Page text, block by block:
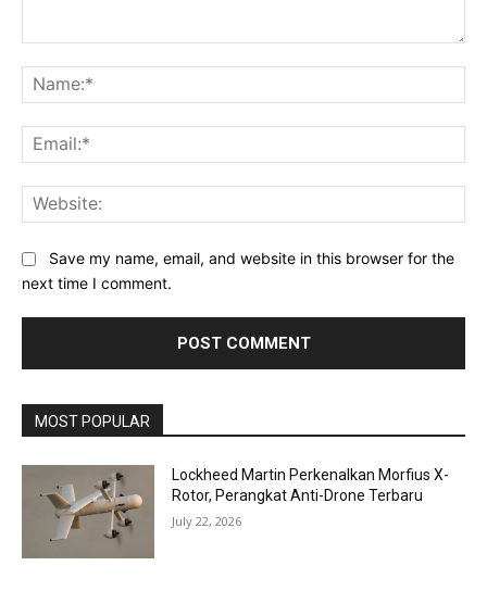
Save my name, email, and website in this browser for the
next time I comment.
MOST POPULAR
Lockheed Martin Perkenalkan Morfius X-
Rotor, Perangkat Anti-Drone Terbaru
July 22, 2026